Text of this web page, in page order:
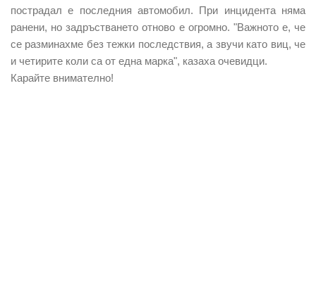
пострадал е последния автомобил. При инцидента няма
ранени, но задръстването отново е огромно. "Важното е, че
се разминахме без тежки последствия, а звучи като виц, че
и четирите коли са от една марка", казаха очевидци.
Карайте внимателно!